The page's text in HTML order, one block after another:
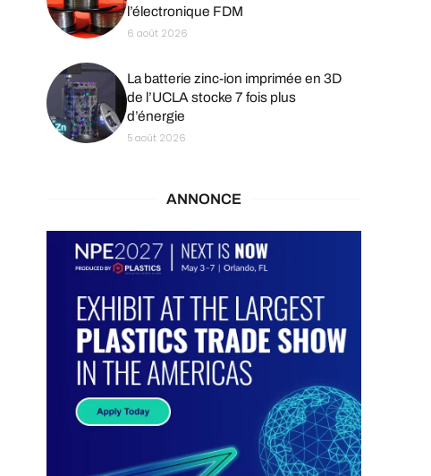
l’électronique FDM
6 août 2026
La batterie zinc-ion imprimée en 3D
de l’UCLA stocke 7 fois plus
d’énergie
5 août 2026
ANNONCE